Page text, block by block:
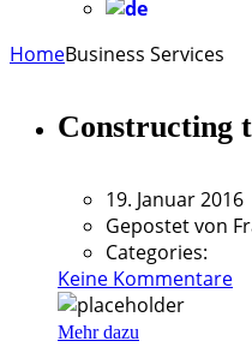
HomeBusiness Services
Constructing
19. Januar 2016
Gepostet von
Categories:
Keine Kommentare
Mehr dazu